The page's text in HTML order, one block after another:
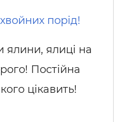
порід!
ялини, ялиці на
Постійна
цікавить!